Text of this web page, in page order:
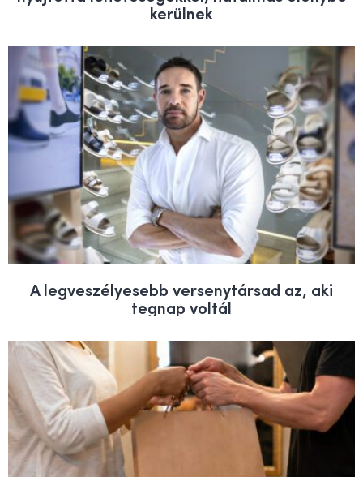
kerülnek
A legveszélyesebb versenytársad az, aki
tegnap voltál